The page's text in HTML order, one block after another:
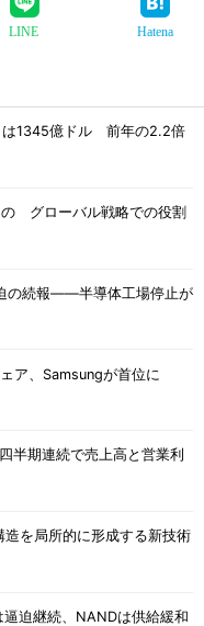
LINE Hatena
は1345億ドル 前年の2.2倍
グローバル戦略での役割
の続報――半導体工場停止が
ア、Samsungが首位に
半期連続で売上高と営業利
を局所的に形成する新技術
迫継続、NANDは供給緩和